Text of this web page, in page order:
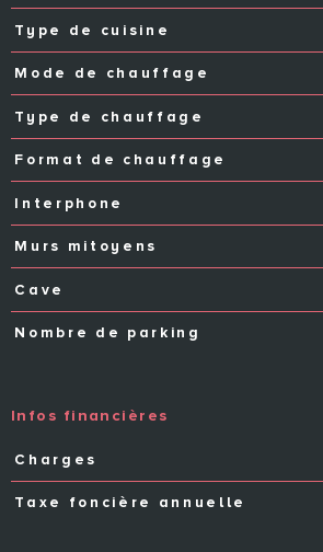
Type de cuisine
Mode de chauffage
Type de chauffage
Format de chauffage
Interphone
Murs mitoyens
Cave
Nombre de parking
Infos financières
Caractéristiques
Charges
Taxe foncière annuelle